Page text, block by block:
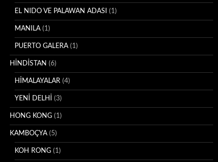
EL NIDO VE PALAWAN ADASI (1)
MANILA(1)
PUERTO GALERA(1)
HİNDİSTAN (6)
HİMALAYALAR (4)
YENİ DELHİ (3)
HONG KONG (1)
KAMBOÇYA(5)
KOH RONG (1)